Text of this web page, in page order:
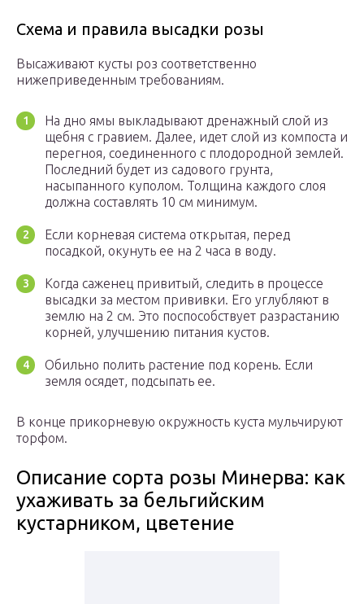
Схема и правила высадки розы
Высаживают кусты роз соответственно
нижеприведенным требованиям.
На дно ямы выкладывают дренажный слой из
щебня с гравием. Далее, идет слой из компоста и
перегноя, соединенного с плодородной землей.
Последний будет из садового грунта,
насыпанного куполом. Толщина каждого слоя
должна составлять 10 см минимум.
Если корневая система открытая, перед
посадкой, окунуть ее на 2 часа в воду.
Когда саженец привитый, следить в процессе
высадки за местом прививки. Его углубляют в
землю на 2 см. Это поспособствует разрастанию
корней, улучшению питания кустов.
Обильно полить растение под корень. Если
земля осядет, подсыпать ее.
В конце прикорневую окружность куста мульчируют
торфом.
Описание сорта розы Минерва: как
ухаживать за бельгийским
кустарником, цветение